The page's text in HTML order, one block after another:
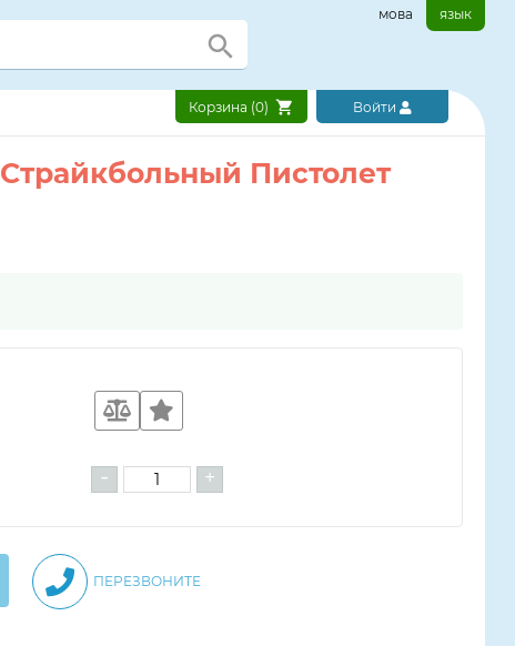
мова язык
Корзина (0) Войти
Страйкбольный ​Пистолет
- +
ПЕРЕЗВОНИТЕ